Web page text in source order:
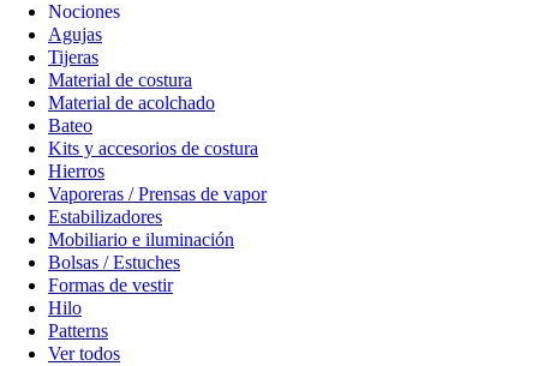
Nociones
Agujas
Tijeras
Material de costura
Material de acolchado
Bateo
Kits y accesorios de costura
Hierros
Vaporeras / Prensas de vapor
Estabilizadores
Mobiliario e iluminación
Bolsas / Estuches
Formas de vestir
Hilo
Patterns
Ver todos